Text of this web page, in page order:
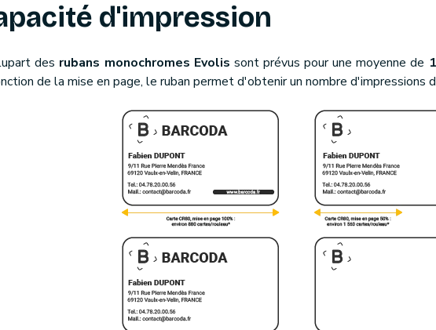
d'impression
des rubans monochromes Evolis sont prévus pour une moyenne de
de la mise en page, le ruban permet d'obtenir un nombre d'impressions